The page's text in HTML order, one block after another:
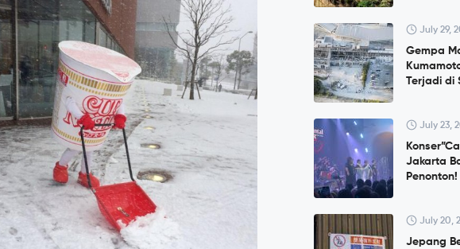
July 29,
Gempa
Terjadi di
July 23,
Jakarta
Penonton!
July 20,
Jepang